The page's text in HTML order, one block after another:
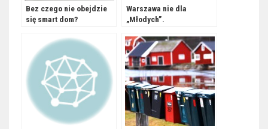
Bez czego nie obejdzie
się smart dom?
Warszawa nie dla
„Młodych”.